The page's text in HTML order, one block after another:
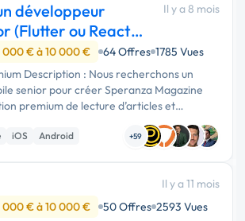
développeur
(Flutter ou React
Il y a 8 mois
000 € à 10 000 € 64 Offres 1785 Vues
Description : Nous recherchons un
senior pour créer Speranza Magazine
premium de lecture d’articles et
Le design sera confié à un UI/UX
par le …
iOS Android +59
Il y a 11 mois
000 € à 10 000 € 50 Offres 2593 Vues